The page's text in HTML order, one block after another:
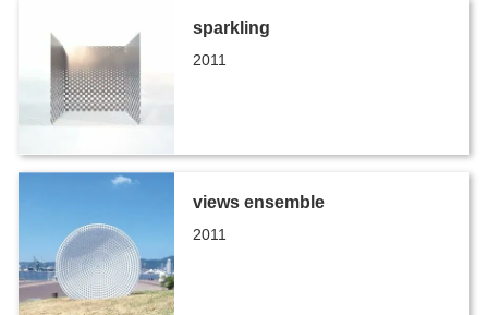
sparkling
2011
views ensemble
2011